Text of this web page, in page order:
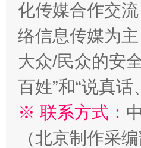
化传媒合作交
络信息传媒为
大众/民众的安
百姓”和“说真
※ 联系方式：
（北京制作采编